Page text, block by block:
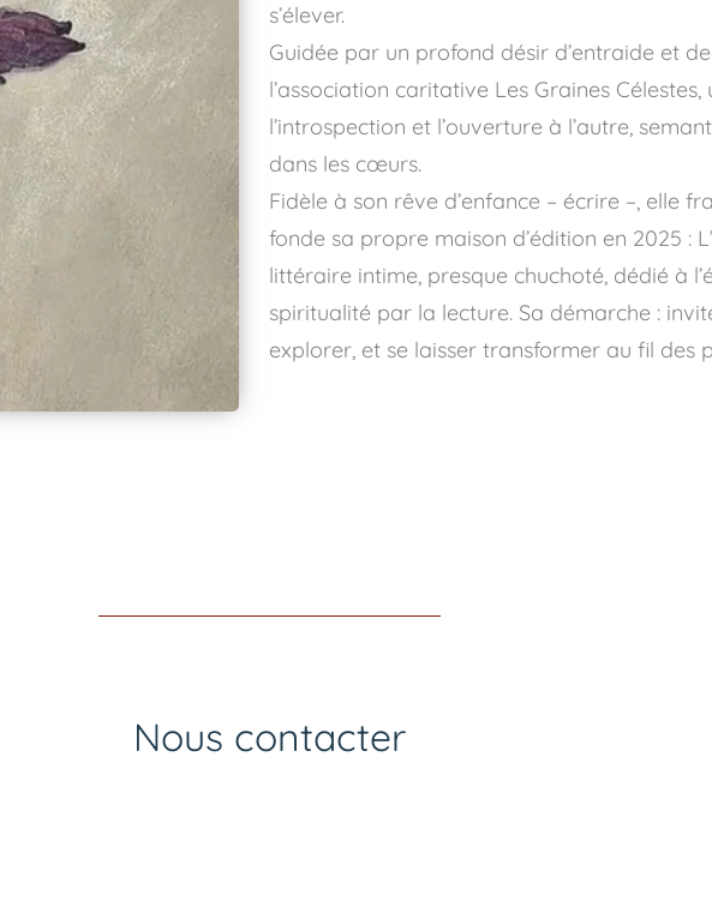
s’élever.
Guidée par un profond désir d’entraide et
l’association caritative Les Graines
l’introspection et l’ouverture à l’autre,
dans les cœurs.
Fidèle à son rêve d’enfance – écrire –, elle
fonde sa propre maison d’édition en 2025 :
littéraire intime, presque chuchoté, dédié à
spiritualité par la lecture. Sa démarche :
explorer, et se laisser transformer au fil des
Nous contacter